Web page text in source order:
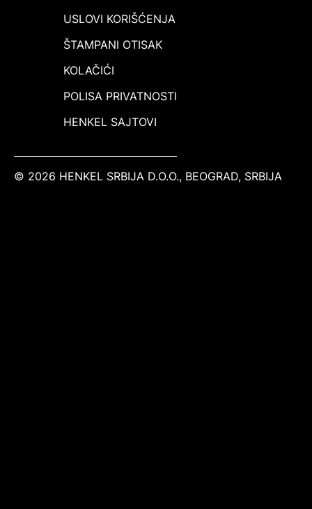
USLOVI KORIŠĆENJA
ŠTAMPANI OTISAK
KOLAČIĆI
POLISA PRIVATNOSTI
HENKEL SAJTOVI
© 2026 HENKEL SRBIJA D.O.O., BEOGRAD, SRBIJA